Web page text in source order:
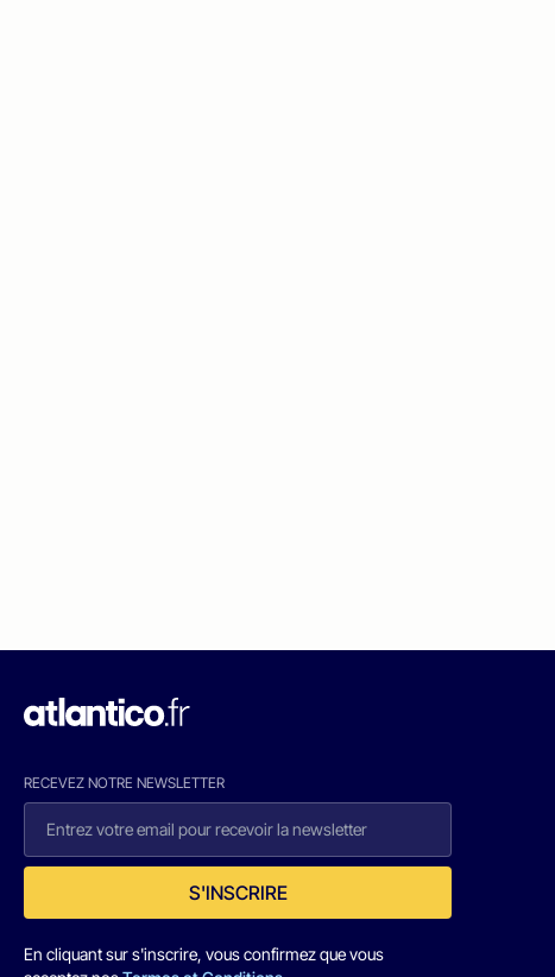
RECEVEZ NOTRE NEWSLETTER
S'INSCRIRE
En cliquant sur s'inscrire, vous confirmez que vous